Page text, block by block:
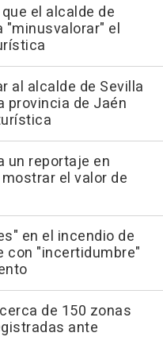
el alcalde de
"minusvalorar" el
al alcalde de Sevilla
provincia de Jaén
un reportaje en
el valor de
en el incendio de
con "incertidumbre"
de 150 zonas
ante